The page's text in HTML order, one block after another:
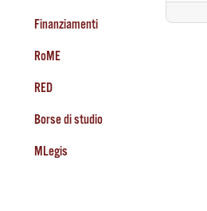
Finanziamenti
RoME
RED
Borse di studio
MLegis